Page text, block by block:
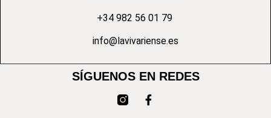
+34 982 56 01 79
info@lavivariense.es
SÍGUENOS EN REDES